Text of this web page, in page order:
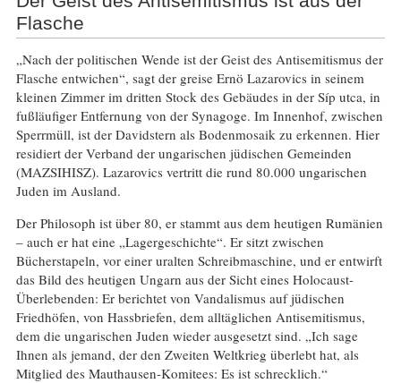
Flasche
„Nach der politischen Wende ist der Geist des Antisemitismus der
Flasche entwichen“, sagt der greise Ernö Lazarovics in seinem
kleinen Zimmer im dritten Stock des Gebäudes in der Síp utca, in
fußläufiger Entfernung von der Synagoge. Im Innenhof, zwischen
Sperrmüll, ist der Davidstern als Bodenmosaik zu erkennen. Hier
residiert der Verband der ungarischen jüdischen Gemeinden
(MAZSIHISZ). Lazarovics vertritt die rund 80.000 ungarischen
Juden im Ausland.
Der Philosoph ist über 80, er stammt aus dem heutigen Rumänien
– auch er hat eine „Lagergeschichte“. Er sitzt zwischen
Bücherstapeln, vor einer uralten Schreibmaschine, und er entwirft
das Bild des heutigen Ungarn aus der Sicht eines Holocaust-
Überlebenden: Er berichtet von Vandalismus auf jüdischen
Friedhöfen, von Hassbriefen, dem alltäglichen Antisemitismus,
dem die ungarischen Juden wieder ausgesetzt sind. „Ich sage
Ihnen als jemand, der den Zweiten Weltkrieg überlebt hat, als
Mitglied des Mauthausen-Komitees: Es ist schrecklich.“